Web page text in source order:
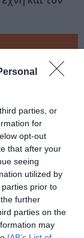
parties, or
for
opt-out
that after your
seeing
utilized by
prior to
further
parties on the
may
νέα για